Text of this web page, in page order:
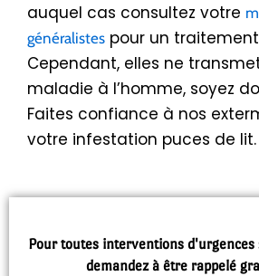
auquel cas consultez votre
généralistes pour un
Cependant, elles ne
maladie à l’homme, soyez
Faites confiance à nos
votre infestation puces de lit.
Pour toutes interventions
demandez à être rappelé